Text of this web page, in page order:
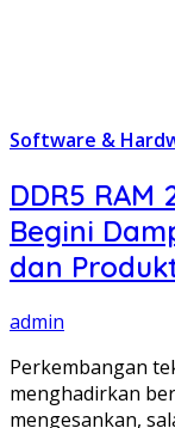
Software &
DDR5 RAM
Begini
dan
admin
Perkembangan
menghadirkan
mengesankan,